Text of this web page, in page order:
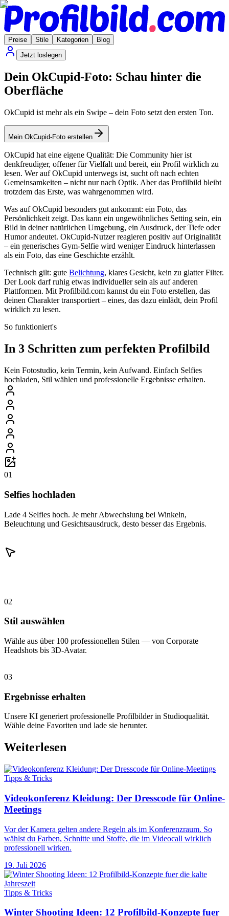
Preise Stile Kategorien
Blog
Jetzt loslegen
Dein OkCupid-Foto: Schau hinter die
Oberfläche
OkCupid ist mehr als ein Swipe – dein Foto setzt den ersten Ton.
Mein OkCupid-Foto erstellen
OkCupid hat eine eigene Qualität: Die Community hier ist
denkfreudiger, offener für Vielfalt und bereit, ein Profil wirklich zu
lesen. Wer auf OkCupid unterwegs ist, sucht oft nach echten
Gemeinsamkeiten – nicht nur nach Optik. Aber das Profilbild bleibt
trotzdem das Erste, was wahrgenommen wird.
Was auf OkCupid besonders gut ankommt: ein Foto, das
Persönlichkeit zeigt. Das kann ein ungewöhnliches Setting sein, ein
Bild in deiner natürlichen Umgebung, ein Ausdruck, der Tiefe oder
Humor andeutet. OkCupid-Nutzer reagieren positiv auf Originalität
– ein generisches Gym-Selfie wird weniger Eindruck hinterlassen
als ein Foto, das eine Geschichte erzählt.
Technisch gilt: gute Belichtung, klares Gesicht, kein zu glatter Filter.
Der Look darf ruhig etwas individueller sein als auf anderen
Plattformen. Mit Profilbild.com kannst du ein Foto erstellen, das
deinen Charakter transportiert – eines, das dazu einlädt, dein Profil
wirklich zu lesen.
So funktioniert's
In 3 Schritten zum perfekten Profilbild
Kein Fotostudio, kein Termin, kein Aufwand. Einfach Selfies
hochladen, Stil wählen und professionelle Ergebnisse erhalten.
01
Selfies hochladen
Lade 4 Selfies hoch. Je mehr Abwechslung bei Winkeln,
Beleuchtung und Gesichtsausdruck, desto besser das Ergebnis.
02
Stil auswählen
Wähle aus über 100 professionellen Stilen — von Corporate
Headshots bis 3D-Avatar.
03
Ergebnisse erhalten
Unsere KI generiert professionelle Profilbilder in Studioqualität.
Wähle deine Favoriten und lade sie herunter.
Weiterlesen
Tipps & Tricks
Videokonferenz Kleidung: Der Dresscode für Online-
Meetings
Vor der Kamera gelten andere Regeln als im Konferenzraum. So
wählst du Farben, Schnitte und Stoffe, die im Videocall wirklich
professionell wirken.
19. Juli 2026
Tipps & Tricks
Winter Shooting Ideen: 12 Profilbild-Konzepte fuer